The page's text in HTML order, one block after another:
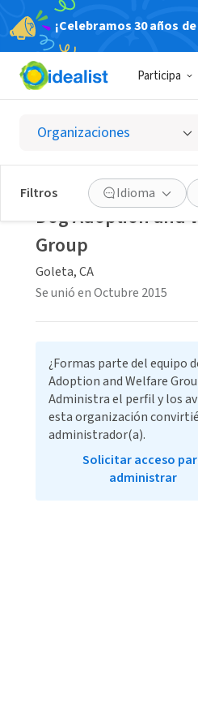
¡Celebramos 30 años
Participa
Filtros Idioma
Dog Adoption and
Group
Goleta, CA
Se unió en Octubre 2015
¿Formas parte del equipo
Adoption and Welfare
Administra el perfil y los
esta organización
administrador(a).
Solicitar acceso
administrar